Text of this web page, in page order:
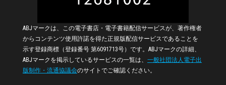
ABJマークは、この電子書店・電子書籍配信サービスが、著作権者
からコンテンツ使用許諾を得た正規版配信サービスであることを
示す登録商標（登録番号 第6091713号）です。ABJマークの詳細、
ABJマークを掲示しているサービスの一覧は、 一般社団法人電子出
版制作・流通協議会のサイトでご確認ください。